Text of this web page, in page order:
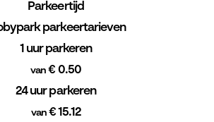
Parkeertijd
parkeertarieven
1 uur parkeren
van € 0.50
24 uur parkeren
van€ 15.12